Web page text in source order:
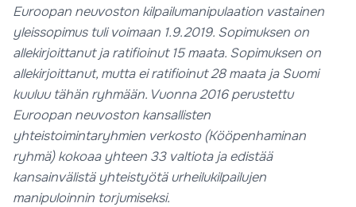
Euroopan neuvoston kilpailumanipulaation vastainen
yleissopimus tuli voimaan 1.9.2019. Sopimuksen on
allekirjoittanut ja ratifioinut 15 maata. Sopimuksen on
allekirjoittanut, mutta ei ratifioinut 28 maata ja Suomi
kuuluu tähän ryhmään. Vuonna 2016 perustettu
Euroopan neuvoston kansallisten
yhteistoimintaryhmien verkosto (Kööpenhaminan
ryhmä) kokoaa yhteen 33 valtiota ja edistää
kansainvälistä yhteistyötä urheilukilpailujen
manipuloinnin torjumiseksi.